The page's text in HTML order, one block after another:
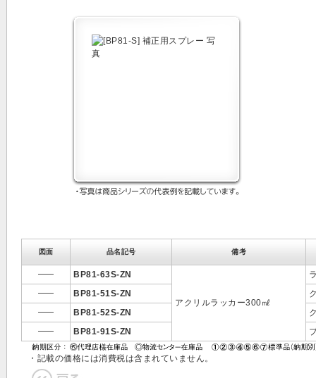
図面 品名記号 備考
BP81-63S-ZN
アクリルラッカー300㎖
BP81-51S-ZN
BP81-52S-ZN
BP81-91S-ZN
・記載の価格には消費税は含まれていません。